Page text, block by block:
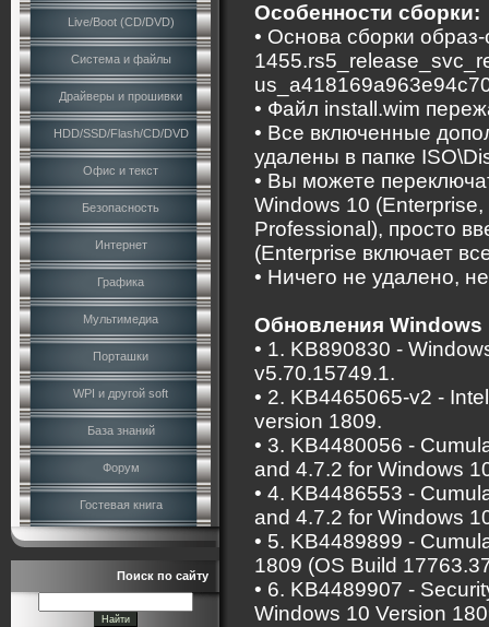
Live/Boot (CD/DVD)
Система и файлы
Драйверы и прошивки
HDD/SSD/Flash/CD/DVD
Офис и текст
Безопасность
Интернет
Графика
Мультимедиа
Порташки
WPI и другой soft
База знаний
Форум
Гостевая книга
Поиск по сайту
Особенности сборки:
• Основа сборки
• Файл install.wim
• Все включенные
удалены в папке
• Вы можете
Windows 10
Professional), просто
(Enterprise включает
• Ничего не удалено,
Обновления Windows
• 1. KB890830 -
v5.70.15749.1.
• 2. KB4465065-v2 -
version 1809.
• 3. KB4480056 -
and 4.7.2 for Windows
• 4. KB4486553 -
and 4.7.2 for Windows
• 5. KB4489899 -
1809 (OS Build
• 6. KB4489907 -
Windows 10 Version